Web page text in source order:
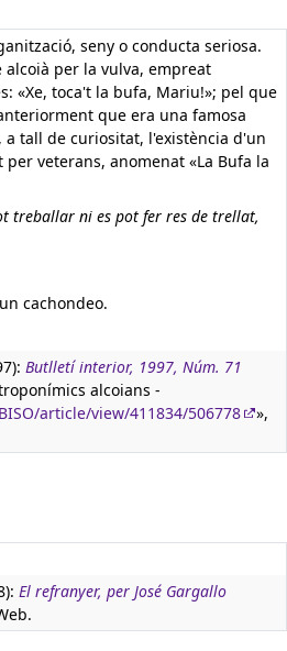
seny o conducta seriosa.
alcoià per la vulva, empreat
«Xe, toca't la bufa, Mariu!»; pel que
que era una famosa
a tall de curiositat, l'existència d'un
veterans, anomenat «La Bufa la
treballar ni es pot fer res de trellat,
cachondeo.
Butlletí interior, 1997, Núm. 71
alcoians -
article/view/411834/506778
»,
El refranyer, per José Gargallo